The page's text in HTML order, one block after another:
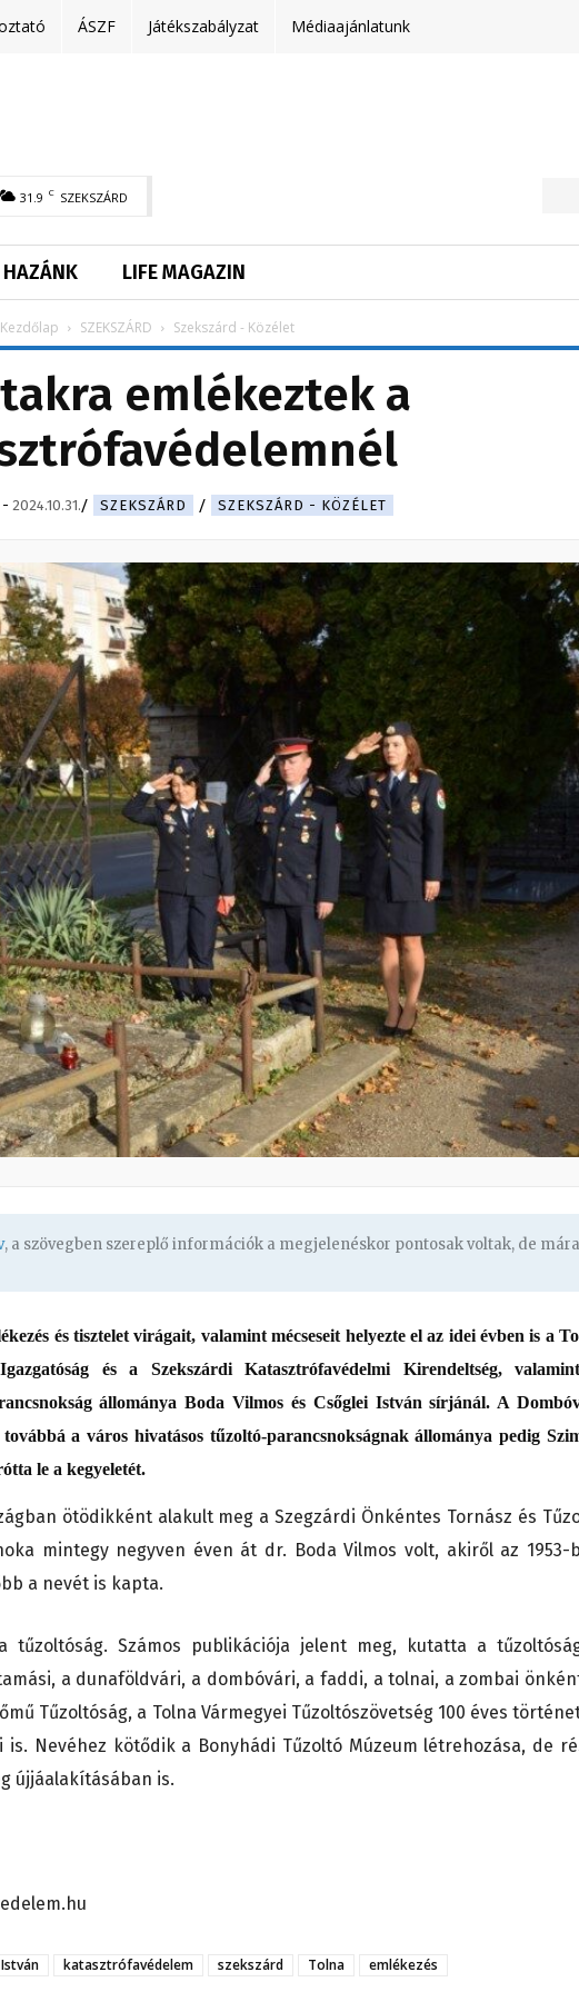
ÁSZF Játékszabályzat Médiaajánlatunk
31.9 C SZEKSZÁRD
HAZÁNK LIFE MAGAZIN
Kezdőlap SZEKSZÁRD Szekszárd - Közélet
emlékeztek a
- 2024.10.31. SZEKSZÁRD SZEKSZÁRD - KÖZÉLET
, a szövegben szereplő információk a megjelenéskor pontosak voltak, de mára
és tisztelet virágait, valamint mécseseit helyezte el az idei évben is a
és a Szekszárdi Katasztrófavédelmi Kirendeltség,
állománya Boda Vilmos és Csőglei István sírjánál. A
a város hivatásos tűzoltó-parancsnokságnak állománya pedig
le a kegyeletét.
ötödikként alakult meg a Szegzárdi Önkéntes Tornász és
mintegy negyven éven át dr. Boda Vilmos volt, akiről az 1953-
a nevét is kapta.
tűzoltóság. Számos publikációja jelent meg, kutatta a
a dunaföldvári, a dombóvári, a faddi, a tolnai, a zombai
Tűzoltóság, a Tolna Vármegyei Tűzoltószövetség 100 éves
Nevéhez kötődik a Bonyhádi Tűzoltó Múzeum létrehozása, de
újjáalakításában is.
katasztrófavédelem szekszárd Tolna emlékezés